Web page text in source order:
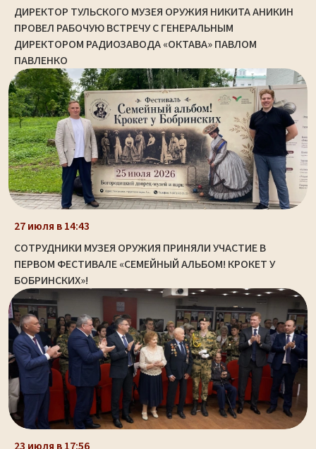
ДИРЕКТОР ТУЛЬСКОГО МУЗЕЯ ОРУЖИЯ НИКИТА АНИКИН
ПРОВЕЛ РАБОЧУЮ ВСТРЕЧУ С ГЕНЕРАЛЬНЫМ
ДИРЕКТОРОМ РАДИОЗАВОДА «ОКТАВА» ПАВЛОМ
ПАВЛЕНКО
27 июля в 14:43
СОТРУДНИКИ МУЗЕЯ ОРУЖИЯ ПРИНЯЛИ УЧАСТИЕ В
ПЕРВОМ ФЕСТИВАЛЕ «СЕМЕЙНЫЙ АЛЬБОМ! КРОКЕТ У
БОБРИНСКИХ»!